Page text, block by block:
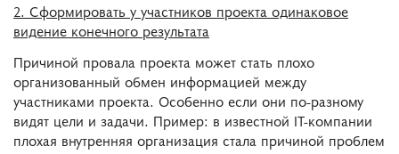
2. Сформировать у участников проекта одинаковое
видение конечного результата
Причиной провала проекта может стать плохо
организованный обмен информацией между
участниками проекта. Особенно если они по-разному
видят цели и задачи. Пример: в известной IT-компании
плохая внутренняя организация стала причиной проблем